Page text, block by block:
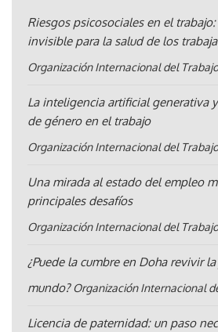
Riesgos psicosociales en el
invisible para la salud de los
Organización Internacional del Trabajo
La inteligencia artificial generativa
de género en el trabajo
Organización Internacional del Trabajo
Una mirada al estado del empleo
principales desafíos
Organización Internacional del Trabajo
¿Puede la cumbre en Doha revivir
mundo? Organización Internacional
Licencia de paternidad: un paso